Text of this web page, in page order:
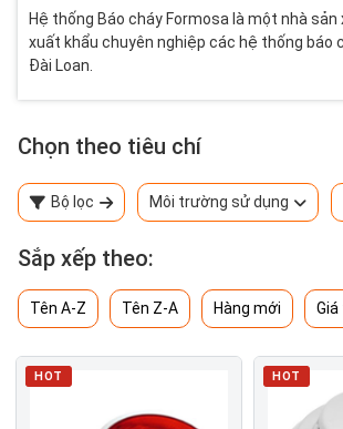
Hệ thống Báo cháy Formosa là một nhà
xuất khẩu chuyên nghiệp các hệ thống báo
Đài Loan.
Chọn theo tiêu chí
Bộ lọc Môi trường sử dụng
Sắp xếp theo:
Tên A-Z Tên Z-A Hàng mới
HOT HOT